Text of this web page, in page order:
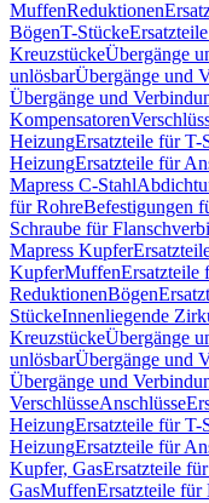
MuffenReduktionen
BögenT-Stücke
KreuzstückeÜbergänge
unlösbarÜbergänge und
Übergänge und
Kompensatoren
HeizungErsatzteile für
HeizungErsatzteile für
Mapress C-Stahl
für RohreBefestigungen
Schraube für
Mapress Kupfer
KupferMuffenErsatzteile
ReduktionenBögen
StückeInnenliegende
KreuzstückeÜbergänge
unlösbarÜbergänge und
Übergänge und
VerschlüsseAnschlüsse
HeizungErsatzteile für
HeizungErsatzteile für
Kupfer, GasErsatzteile
GasMuffenErsatzteile für